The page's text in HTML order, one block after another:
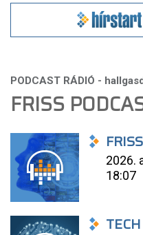
FRISS
2026.
18:07